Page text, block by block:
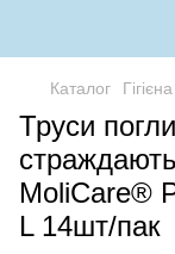
Каталог
Труси
MoliCare®
L 14шт/пак